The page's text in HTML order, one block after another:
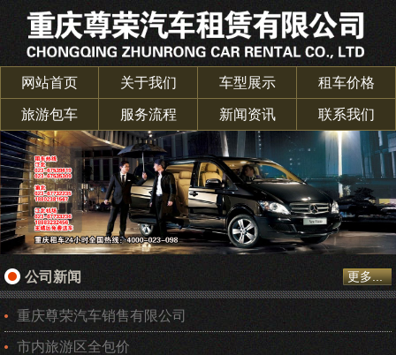
网站首页 关于我们 车型展示 租车价格
旅游包车 服务流程 新闻资讯 联系我们
更多...
公司新闻
重庆尊荣汽车销售有限公司
市内旅游区全包价